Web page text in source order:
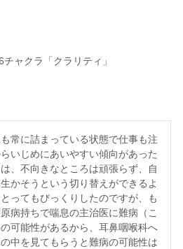
ャクラ「クラリティ」
常に詰まっている状態で仕事も注
いじめにあいやすい傾向があった
、不向きなところは頑張らず、自
かそうという切り替えができるよ
ってもびっくりしたのですが、も
病持ちで喘息の主治医に難病（こ
可能性があるから、耳鼻咽喉科へ
中を見てもらうと難病の可能性は